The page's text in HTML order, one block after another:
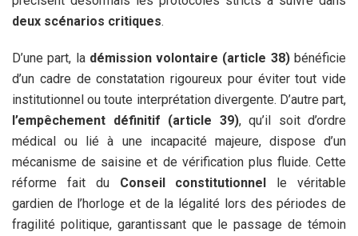
deux scénarios critiques.
D’une part, la démission volontaire (article 38)bénéficie
d’un cadre de constatation rigoureux pour éviter tout vide
institutionnel ou toute interprétation divergente. D’autre part,
l’empêchement définitif (article 39), qu’il soit d’ordre
médical ou lié à une incapacité majeure, dispose d’un
mécanisme de saisine et de vérification plus fluide. Cette
réforme fait du Conseil constitutionnel le véritable
gardien de l’horloge et de la légalité lors des périodes de
fragilité politique, garantissant que le passage de témoin